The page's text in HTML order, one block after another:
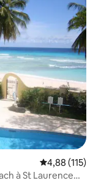
Évaluation
4,88 (115)
à St Laurence